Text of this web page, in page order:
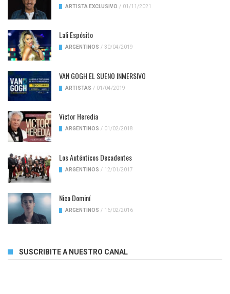
ARTISTA EXCLUSIVO / 01/11/2021
Lali Espósito
ARGENTINOS / 30/04/2019
VAN GOGH EL SUENO INMERSIVO
ARTISTAS / 01/04/2019
Victor Heredia
ARGENTINOS / 01/02/2018
Los Auténticos Decadentes
ARGENTINOS / 12/01/2017
Nico Dominí
ARGENTINOS / 16/02/2016
SUSCRIBITE A NUESTRO CANAL